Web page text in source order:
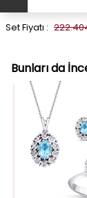
Set Fiyatı :
Bunları da